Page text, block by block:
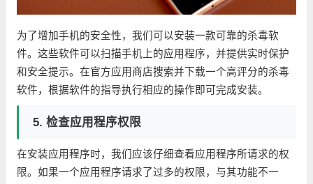
为了增加手机的安全性，我们可以安装一款可靠的杀毒软
件。这些软件可以扫描手机上的应用程序，并提供实时保护
和安全提示。在官方应用商店搜索并下载一个高评分的杀毒
软件，根据软件的指导执行相应的操作即可完成安装。
5. 检查应用程序权限
在安装应用程序时，我们应该仔细查看应用程序所请求的权
限。如果一个应用程序请求了过多的权限，与其功能不一